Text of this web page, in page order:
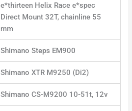
e*thirteen Helix Race e*spec
Direct Mount 32T, chainline 55
mm
Shimano Steps EM900
Shimano XTR M9250 (Di2)
Shimano CS-M9200 10-51t, 12v